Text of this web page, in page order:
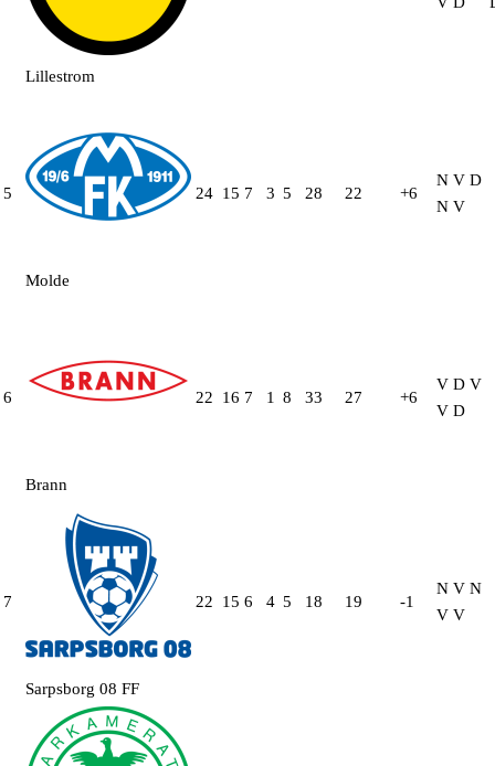
Lillestrom
5
Molde
24 15 7 3 5 28 22 +6
N V D
N V
6
Brann
22 16 7 1 8 33 27 +6
V D V
V D
7
Sarpsborg 08 FF
22 15 6 4 5 18 19 -1
N V N
V V